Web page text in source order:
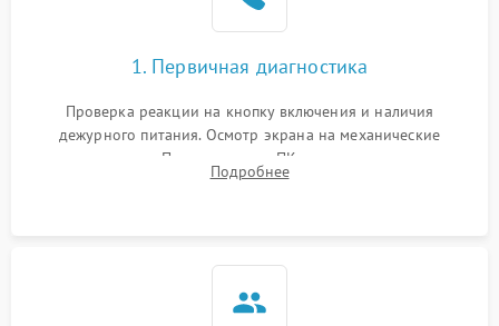
1. Первичная диагностика
Проверка реакции на кнопку включения и наличия
дежурного питания. Осмотр экрана на механические
повреждения. Подключение к ПК для оценки вывода
изображения, работы подсветки и выявления артефактов на
Подробнее